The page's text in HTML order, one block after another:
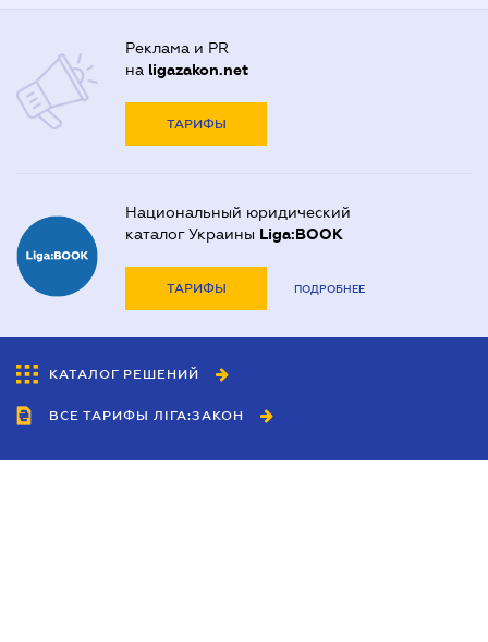
Реклама и PR
на ligazakon.net
ТАРИФЫ
Национальный юридический
каталог Украины Liga:BOOK
ТАРИФЫ ПОДРОБНЕЕ
КАТАЛОГ РЕШЕНИЙ
ВСЕ ТАРИФЫ ЛІГА:ЗАКОН